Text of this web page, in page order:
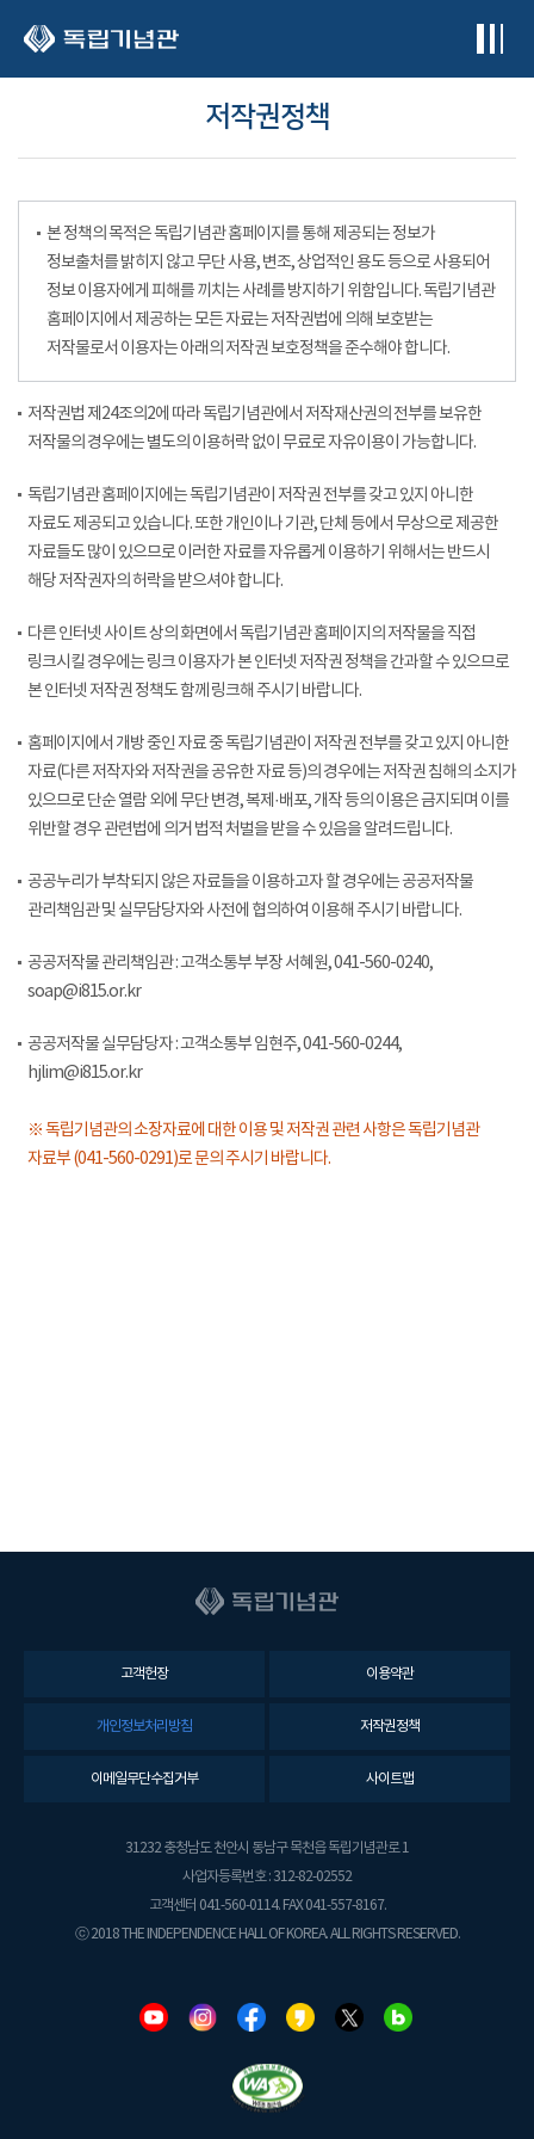
저작권정책
본 정책의 목적은 독립기념관 홈페이지를 통해 제공되는 정보가
정보출처를 밝히지 않고 무단 사용, 변조, 상업적인 용도 등으로 사용되어
정보 이용자에게 피해를 끼치는 사례를 방지하기 위함입니다. 독립기념관
홈페이지에서 제공하는 모든 자료는 저작권법에 의해 보호받는
저작물로서 이용자는 아래의 저작권 보호정책을 준수해야 합니다.
저작권법 제24조의2에 따라 독립기념관에서 저작재산권의 전부를 보유한
저작물의 경우에는 별도의 이용허락 없이 무료로 자유이용이 가능합니다.
독립기념관 홈페이지에는 독립기념관이 저작권 전부를 갖고 있지 아니한
자료도 제공되고 있습니다. 또한 개인이나 기관, 단체 등에서 무상으로 제공한
자료들도 많이 있으므로 이러한 자료를 자유롭게 이용하기 위해서는 반드시
해당 저작권자의 허락을 받으셔야 합니다.
다른 인터넷 사이트 상의 화면에서 독립기념관 홈페이지의 저작물을 직접
링크시킬 경우에는 링크 이용자가 본 인터넷 저작권 정책을 간과할 수 있으므로
본 인터넷 저작권 정책도 함께 링크해 주시기 바랍니다.
홈페이지에서 개방 중인 자료 중 독립기념관이 저작권 전부를 갖고 있지 아니한
자료(다른 저작자와 저작권을 공유한 자료 등)의 경우에는 저작권 침해의 소지가
있으므로 단순 열람 외에 무단 변경, 복제·배포, 개작 등의 이용은 금지되며 이를
위반할 경우 관련법에 의거 법적 처벌을 받을 수 있음을 알려드립니다.
공공누리가 부착되지 않은 자료들을 이용하고자 할 경우에는 공공저작물
관리책임관 및 실무담당자와 사전에 협의하여 이용해 주시기 바랍니다.
공공저작물 관리책임관 : 고객소통부 부장 서혜원, 041-560-0240,
soap@i815.or.kr
공공저작물 실무담당자 : 고객소통부 임현주, 041-560-0244,
hjlim@i815.or.kr
※ 독립기념관의 소장자료에 대한 이용 및 저작권 관련 사항은 독립기념관
자료부 (041-560-0291)로 문의 주시기 바랍니다.
고객헌장 이용약관
개인정보처리방침 저작권정책
이메일무단수집거부 사이트맵
31232 충청남도 천안시 동남구 목천읍 독립기념관로 1
사업자등록번호 : 312-82-02552
고객센터 041-560-0114. FAX 041-557-8167.
ⓒ 2018 THE INDEPENDENCE HALL OF KOREA. ALL RIGHTS RESERVED.